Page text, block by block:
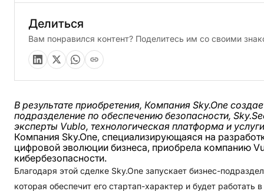
В результате приобретения, Компания Sky.One
подразделение по обеспечению безопасности,
эксперты Vublo, технологическая платформа и
Компания Sky.One, специализирующаяся на
цифровой эволюции бизнеса, приобрела компанию
кибербезопасности.
Благодаря этой сделке Sky.One запускает бизнес-
которая обеспечит его стартап-характер и будет
Делиться
Вам понравился контент? Поделитесь им со своими